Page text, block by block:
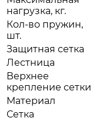
нагрузка, кг.
Кол-во пружин,
шт.
Защитная сетка
Лестница
Верхнее
крепление сетки
Материал
Сетка